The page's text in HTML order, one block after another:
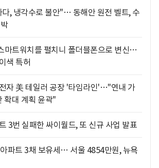
다, 냉각수로 불안"… 동해안 원전 벨트, 수
마트워치를 펼치니 폴더블폰으로 변신…
색 특허
자 美 테일러 공장 '타임라인'…"연내 가
확대 계획 윤곽"
3번 실패한 싸이월드, 또 신규 사업 발표
파트 3채 보유세… 서울 4854만원, 뉴욕